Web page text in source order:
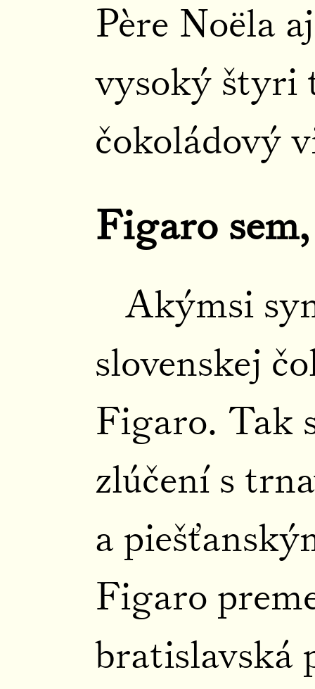
Père Noëla
vysoký štyri
čokoládový
Figaro
Akýmsi
slovenskej
Figaro. Tak
zlúčení s
a
Figaro
bratislavská